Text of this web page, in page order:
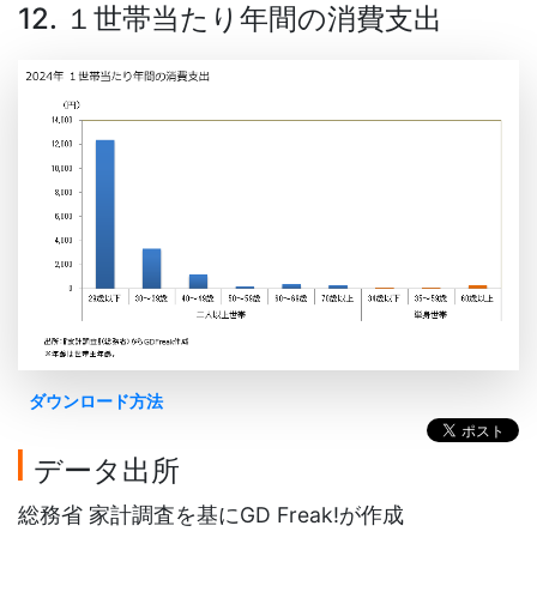
12. １世帯当たり年間の消費支出
ダウンロード方法
データ出所
総務省 家計調査を基にGD Freak!が作成